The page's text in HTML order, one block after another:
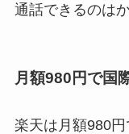
通話できるのは
月額980円で国
楽天は月額980